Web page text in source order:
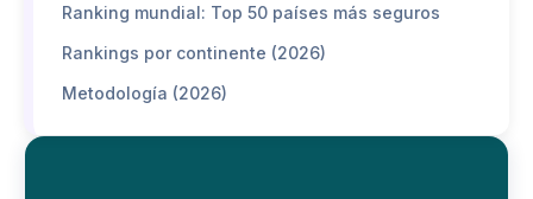
Ranking mundial: Top 50 países más seguros
Rankings por continente (2026)
Metodología (2026)